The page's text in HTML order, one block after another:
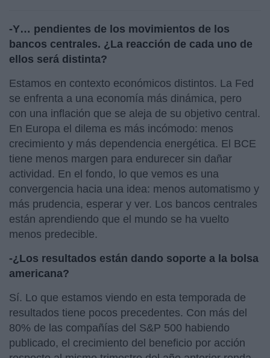
-Y… pendientes de los movimientos de los
bancos centrales. ¿La reacción de cada uno de
ellos será distinta?
Estamos en contexto económicos distintos. La Fed
se enfrenta a una economía más dinámica, pero
con una inflación que se aleja de su objetivo central.
En Europa el dilema es más incómodo: menos
crecimiento y más dependencia energética. El BCE
tiene menos margen para endurecer sin dañar
actividad. En el fondo, lo que vemos es una
convergencia hacia una idea: menos automatismo y
más prudencia, esperar y ver. Los bancos centrales
están aprendiendo que el mundo se ha vuelto
menos predecible.
-¿Los resultados están dando soporte a la bolsa
americana?
Sí. Lo que estamos viendo en esta temporada de
resultados tiene pocos precedentes. Con más del
80% de las compañías del S&P 500 habiendo
publicado, el crecimiento del beneficio por acción